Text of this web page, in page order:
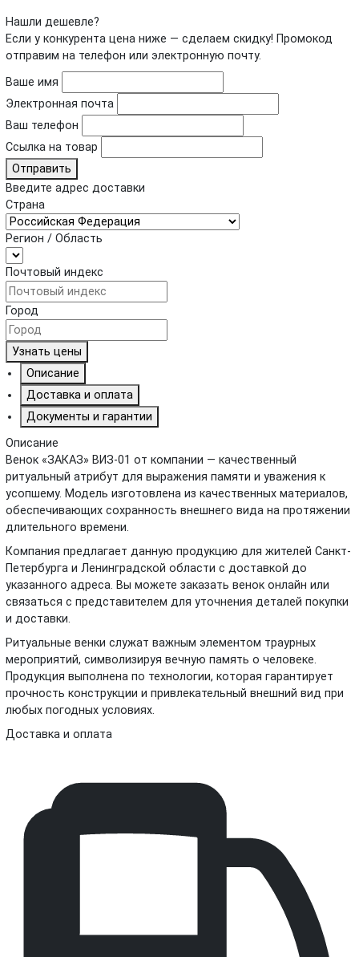
Нашли дешевле?
Если у конкурента цена ниже — сделаем скидку! Промокод
отправим на телефон или электронную почту.
Ваше имя
Электронная почта
Ваш телефон
Ссылка на товар
Отправить
Введите адрес доставки
Страна
Регион / Область
Почтовый индекс
Город
Узнать цены
Описание
Доставка и оплата
Документы и гарантии
Описание
Венок «ЗАКАЗ» ВИЗ-01 от компании — качественный
ритуальный атрибут для выражения памяти и уважения к
усопшему. Модель изготовлена из качественных материалов,
обеспечивающих сохранность внешнего вида на протяжении
длительного времени.
Компания предлагает данную продукцию для жителей Санкт-
Петербурга и Ленинградской области с доставкой до
указанного адреса. Вы можете заказать венок онлайн или
связаться с представителем для уточнения деталей покупки
и доставки.
Ритуальные венки служат важным элементом траурных
мероприятий, символизируя вечную память о человеке.
Продукция выполнена по технологии, которая гарантирует
прочность конструкции и привлекательный внешний вид при
любых погодных условиях.
Доставка и оплата